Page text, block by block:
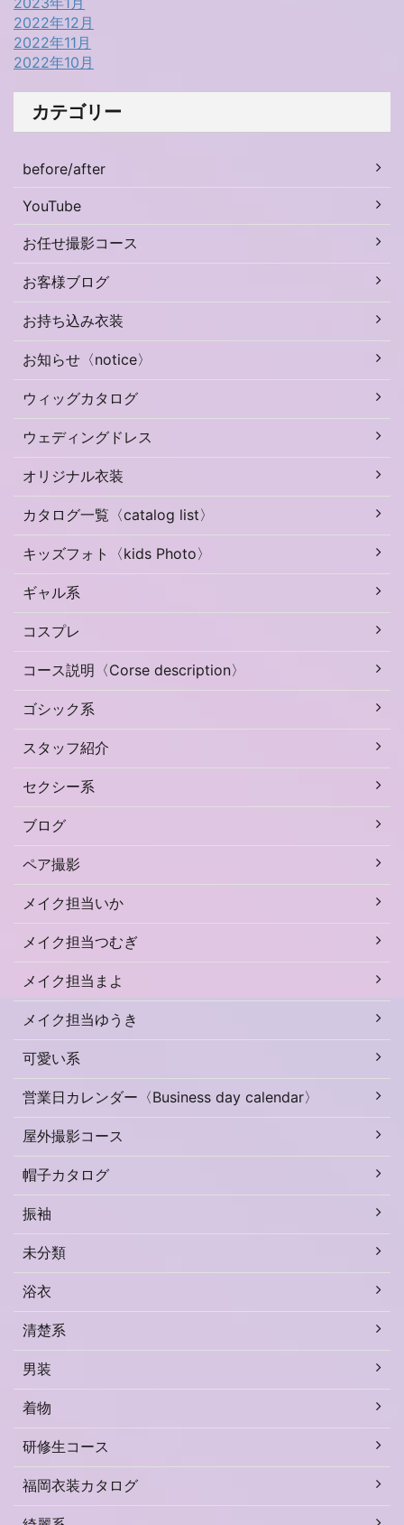
2022年12月
2022年11月
2022年10月
カテゴリー
before/after
YouTube
お任せ撮影コース
お客様ブログ
お持ち込み衣装
お知らせ〈notice〉
ウィッグカタログ
ウェディングドレス
オリジナル衣装
カタログ一覧〈catalog list〉
キッズフォト〈kids Photo〉
ギャル系
コスプレ
コース説明〈Corse description〉
ゴシック系
スタッフ紹介
セクシー系
ブログ
ペア撮影
メイク担当いか
メイク担当つむぎ
メイク担当まよ
メイク担当ゆうき
可愛い系
営業日カレンダー〈Business day calendar〉
屋外撮影コース
帽子カタログ
振袖
未分類
浴衣
清楚系
男装
着物
研修生コース
福岡衣装カタログ